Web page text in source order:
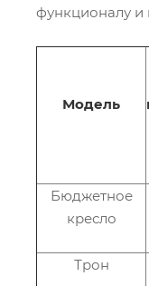
функционалу
Модель
Бюджетное
кресло
Трон